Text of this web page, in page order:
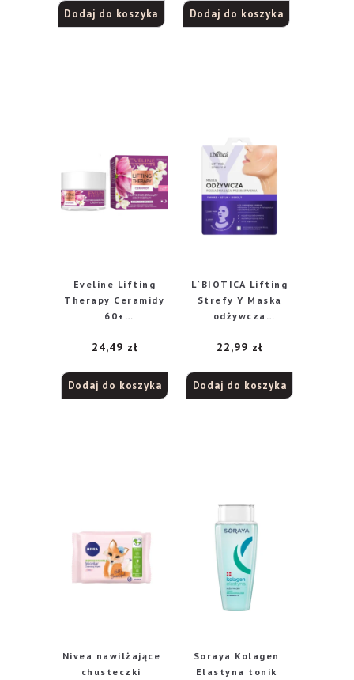
powieki na dzień i
noc 15ml
Dodaj do koszyka Dodaj do koszyka
Eveline Lifting
Therapy Ceramidy
60+
Krem-serum na
24,49 zł
Dodaj do koszyka
L`BIOTICA Lifting
Strefy Y Maska
odżywcza
przebarwienia
22,99 zł
Dodaj do koszyka
Nivea nawilżające
chusteczki
Soraya Kolagen
Elastyna tonik